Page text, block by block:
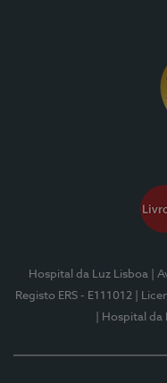
Hospital da Luz Lisboa |
Registo ERS - E111012
|
| Hospital da